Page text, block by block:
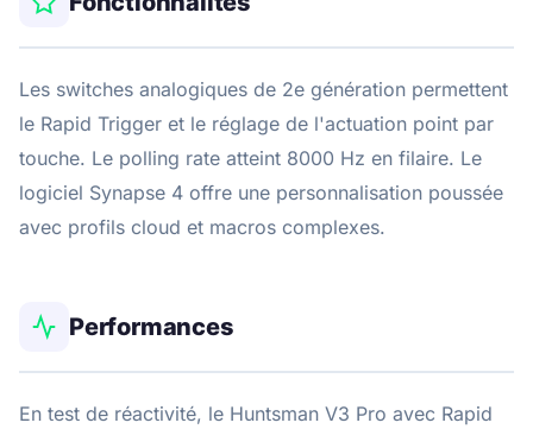
Les switches analogiques de 2e génération permettent
le Rapid Trigger et le réglage de l'actuation point par
touche. Le polling rate atteint 8000 Hz en filaire. Le
logiciel Synapse 4 offre une personnalisation poussée
avec profils cloud et macros complexes.
Performances
En test de réactivité, le Huntsman V3 Pro avec Rapid